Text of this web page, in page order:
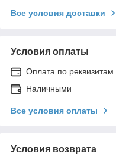
Все условия доставки
Условия оплаты
Оплата по
Наличными
Все условия оплаты
Условия возврата